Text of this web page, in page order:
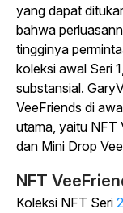
yang dapat
bahwa
tingginya
koleksi awal Seri
substansial.
VeeFriends di
utama, yaitu NFT
dan Mini Drop
NFT
Koleksi NFT Seri